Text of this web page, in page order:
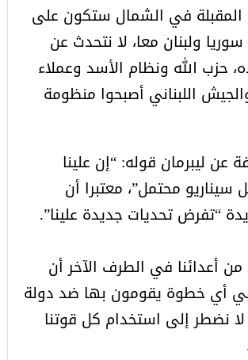
المقبلة في الشمال ستكون على
ولبنان معا، لا نتحدث عن
حزب الله ونظام الأسد وعملاء
اللبناني أصبحوا منظومة
عن ليبرمان قوله: “إن علينا
سيناريو محتمل”، معتبرا أن
“تفرض تحديات جديدة علينا”.
أعدائنا في الطرف الآخر أن
في أي خطوة يقومون بها ضد دولة
نضطر إلى استخدام كل قوتنا